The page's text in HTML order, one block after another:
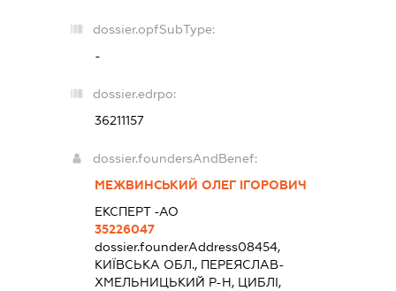
dossier.opfSubType:
-
dossier.edrpo:
36211157
dossier.foundersAndBenef:
МЕЖВИНСЬКИЙ ОЛЕГ ІГОРОВИЧ
ЕКСПЕРТ -АО
35226047
dossier.founderAddress08454,
КИЇВСЬКА ОБЛ., ПЕРЕЯСЛАВ-
ХМЕЛЬНИЦЬКИЙ Р-Н, ЦИБЛІ,